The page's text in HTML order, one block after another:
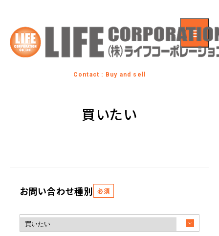
Contact : Buy and sell
買いたい
お問い合わせ種別 必須